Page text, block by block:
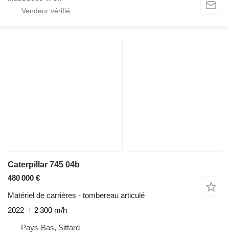
Caterpillar 745 04b
480 000 €
Matériel de carrières - tombereau articulé
2022
2 300 m/h
Pays-Bas, Sittard